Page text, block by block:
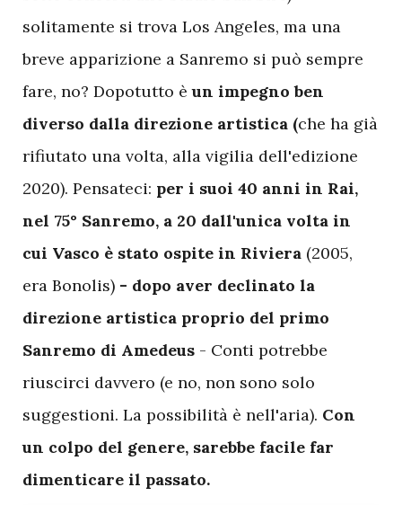
solitamente si trova Los Angeles, ma una
breve apparizione a Sanremo si può sempre
fare, no? Dopotutto èun impegno ben
diverso dalla direzione artistica (che ha già
rifiutato una volta, alla vigilia dell'edizione
2020). Pensateci: per i suoi 40 anni in Rai,
nel 75° Sanremo, a 20 dall'unica volta in
cui Vasco è stato ospite in Riviera (2005,
era Bonolis) - dopo aver declinato la
direzione artistica proprio del primo
Sanremo di Amedeus - Conti potrebbe
riuscirci davvero (e no, non sono solo
suggestioni. La possibilità è nell'aria). Con
un colpo del genere, sarebbe facile far
dimenticare il passato.